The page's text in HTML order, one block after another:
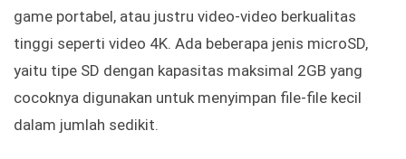
game portabel, atau justru video-video berkualitas
tinggi seperti video 4K. Ada beberapa jenis microSD,
yaitu tipe SD dengan kapasitas maksimal 2GB yang
cocoknya digunakan untuk menyimpan file-file kecil
dalam jumlah sedikit.